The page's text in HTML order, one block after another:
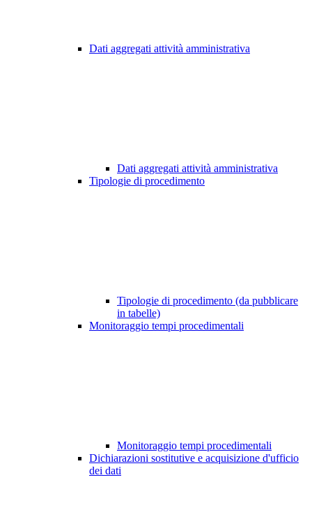
Dati aggregati attività amministrativa
Dati aggregati attività amministrativa
Tipologie di procedimento
Tipologie di procedimento (da pubblicare
in tabelle)
Monitoraggio tempi procedimentali
Monitoraggio tempi procedimentali
Dichiarazioni sostitutive e acquisizione d'ufficio
dei dati